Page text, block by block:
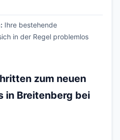
Ihre bestehende
in der Regel problemlos
zum neuen
in Breitenberg bei